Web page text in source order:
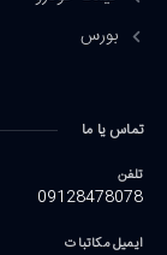
بورس
تماس یا ما
تلفن
09128478078
ایمیل مکاتبات